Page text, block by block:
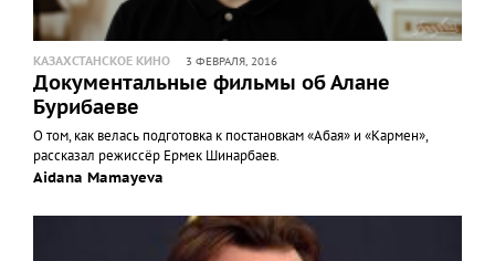
КАЗАХСТАНСКОЕ КИНО 3 ФЕВРАЛЯ, 2016
Документальные фильмы об Алане
Бурибаеве
О том, как велась подготовка к постановкам «Абая» и «Кармен»,
рассказал режиссёр Ермек Шинарбаев.
Aidana Mamayeva